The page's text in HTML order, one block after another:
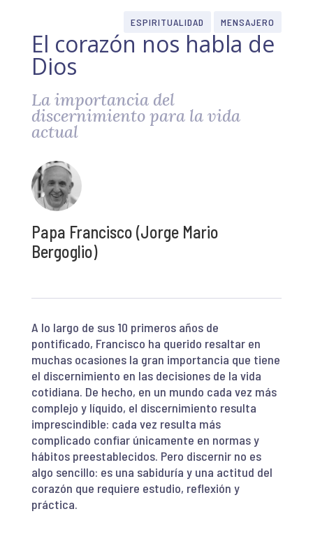
ESPIRITUALIDAD MENSAJERO
El corazón nos habla de
Dios
La importancia del
discernimiento para la vida
actual
Papa Francisco (Jorge Mario
Bergoglio)
A lo largo de sus 10 primeros años de
pontificado, Francisco ha querido resaltar en
muchas ocasiones la gran importancia que tiene
el discernimiento en las decisiones de la vida
cotidiana. De hecho, en un mundo cada vez más
complejo y líquido, el discernimiento resulta
imprescindible: cada vez resulta más
complicado confiar únicamente en normas y
hábitos preestablecidos. Pero discernir no es
algo sencillo: es una sabiduría y una actitud del
corazón que requiere estudio, reflexión y
práctica.